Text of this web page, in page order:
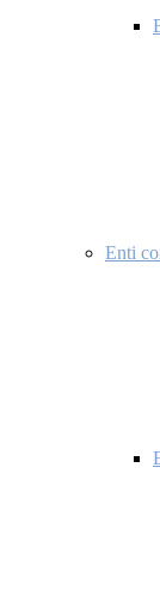
Enti